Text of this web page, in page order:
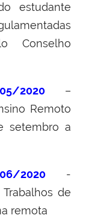
estudante
Conselho
2020
–
Remoto
setembro a
2020
-
de
remota